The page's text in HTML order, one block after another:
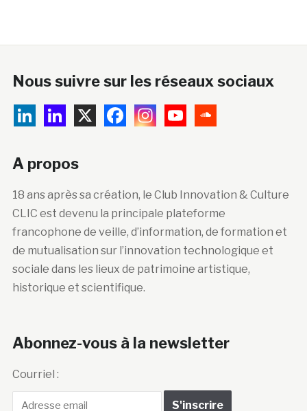
Nous suivre sur les réseaux sociaux
A propos
18 ans après sa création, le Club Innovation & Culture
CLIC est devenu la principale plateforme
francophone de veille, d’information, de formation et
de mutualisation sur l’innovation technologique et
sociale dans les lieux de patrimoine artistique,
historique et scientifique.
Abonnez-vous à la newsletter
Courriel :